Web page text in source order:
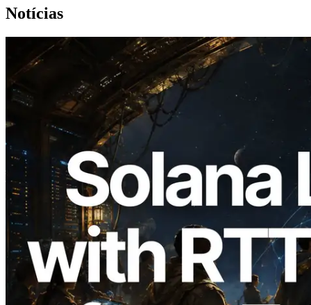
Notícias
2026.08.05
ERPC expande a Solana Leader Slot API
com medição de ping a partir de 7 regiões
globais — Validators Information API
também lançada